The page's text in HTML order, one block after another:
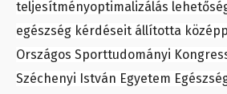
teljesítményoptimalizálás
egészség kérdéseit állította
Országos Sporttudományi
Széchenyi István Egyetem